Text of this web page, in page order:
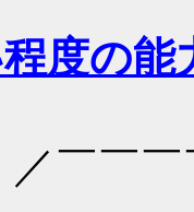
度の能
￣